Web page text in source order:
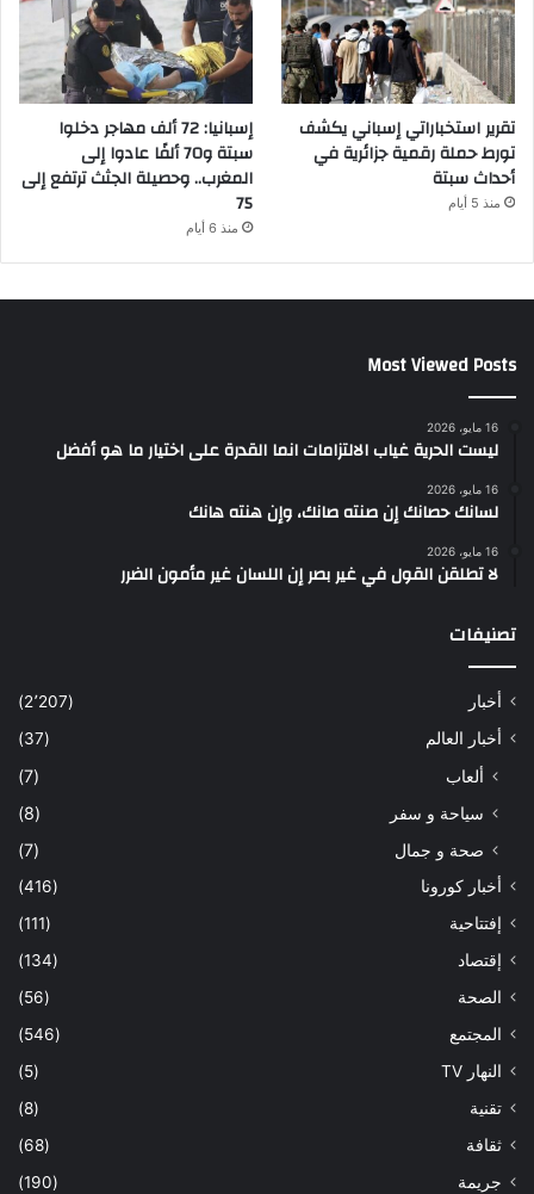
تقرير استخباراتي إسباني يكشف
تورط حملة رقمية جزائرية في
أحداث سبتة
منذ 5 أيام
إسبانيا: 72 ألف مهاجر دخلوا
سبتة و70 ألفًا عادوا إلى
المغرب.. وحصيلة الجثث ترتفع إلى
75
منذ 6 أيام
Most Viewed Posts
16 مايو، 2026
ليست الحرية غياب الالتزامات انما القدرة على اختيار ما هو أفضل
16 مايو، 2026
لسانك حصانك إن صنته صانك، وإن هنته هانك
16 مايو، 2026
لا تطلقن القول في غير بصر إن اللسان غير مأمون الضرر
تصنيفات
أخبار
(2٬207)
أخبار العالم
(37)
ألعاب
(7)
سياحة و سفر
(8)
صحة و جمال
(7)
أخبار كورونا
(416)
إفتتاحية
(111)
إقتصاد
(134)
الصحة
(56)
المجتمع
(546)
النهار TV
(5)
تقنية
(8)
ثقافة
(68)
جريمة
(190)